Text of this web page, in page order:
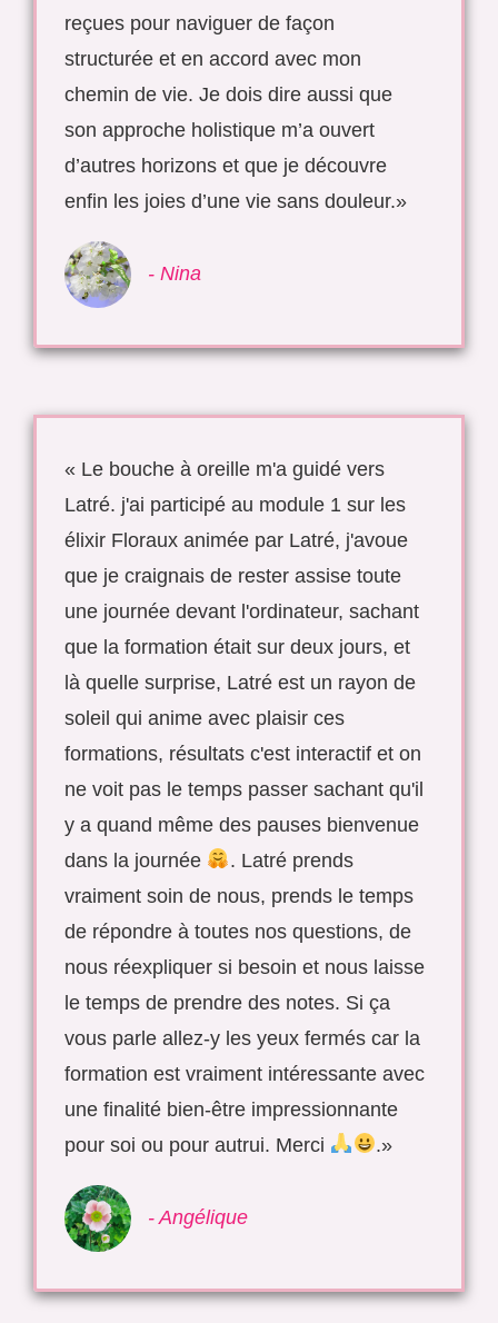
reçues pour naviguer de façon
structurée et en accord avec mon
chemin de vie. Je dois dire aussi que
son approche holistique m’a ouvert
d’autres horizons et que je découvre
enfin les joies d’une vie sans douleur.»
- Nina
« Le bouche à oreille m'a guidé vers
Latré. j'ai participé au module 1 sur les
élixir Floraux animée par Latré, j'avoue
que je craignais de rester assise toute
une journée devant l'ordinateur, sachant
que la formation était sur deux jours, et
là quelle surprise, Latré est un rayon de
soleil qui anime avec plaisir ces
formations, résultats c'est interactif et on
ne voit pas le temps passer sachant qu'il
y a quand même des pauses bienvenue
dans la journée
. Latré prends
vraiment soin de nous, prends le temps
de répondre à toutes nos questions, de
nous réexpliquer si besoin et nous laisse
le temps de prendre des notes. Si ça
vous parle allez-y les yeux fermés car la
formation est vraiment intéressante avec
une finalité bien-être impressionnante
pour soi ou pour autrui. Merci
.»
- Angélique